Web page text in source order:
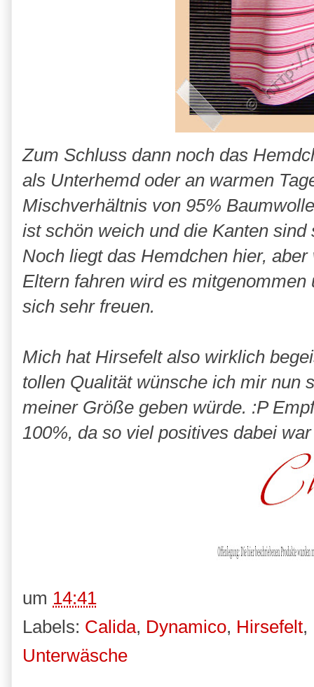
Zum Schluss dann noch das
als Unterhemd oder an warmen
Mischverhältnis von 95%
ist schön weich und die Kanten
Noch liegt das Hemdchen hier,
Eltern fahren wird es
sich sehr freuen.
Mich hat Hirsefelt also wirklich
tollen Qualität wünsche ich mir nun
meiner Größe geben würde. :P
100%, da so viel positives dabei
um 14:41
Labels: Calida, Dynamico, Hirsefelt,
Unterwäsche